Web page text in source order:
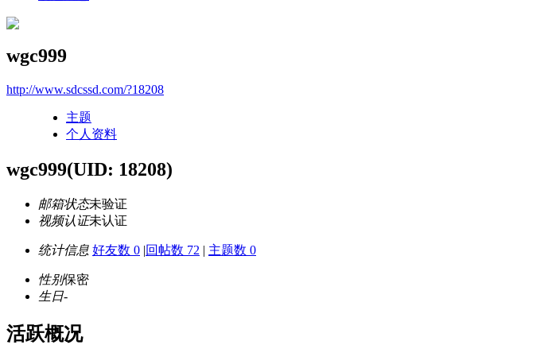
wgc999
http://www.sdcssd.com/?18208
主题
个人资料
wgc999(UID: 18208)
邮箱状态未验证
视频认证未认证
统计信息 好友数 0 |回帖数 72 | 主题数 0
性别保密
生日-
活跃概况